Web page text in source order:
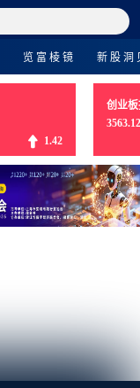
览富棱镜 新股洞
1.42
创业
3563.12